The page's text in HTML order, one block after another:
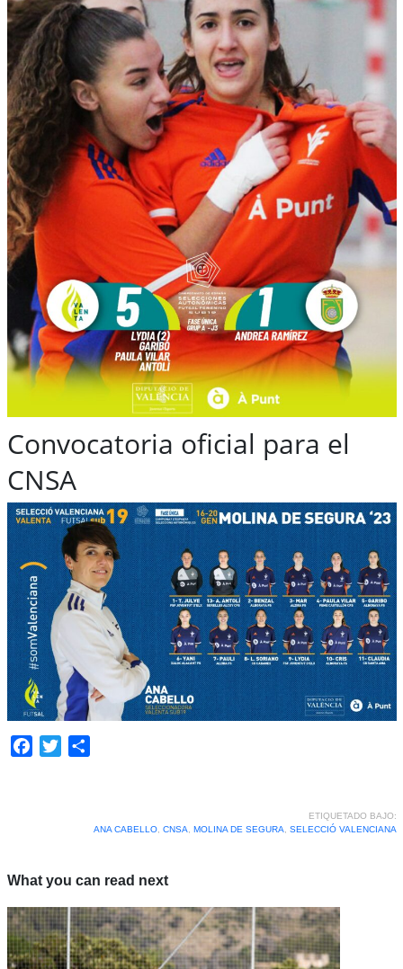
Convocatoria oficial para el
CNSA
Facebook
Twitter
ETIQUETADO BAJO:
ANA CABELLO, CNSA, MOLINA DE SEGURA, SELECCIÓ VALENCIANA
What you can read next